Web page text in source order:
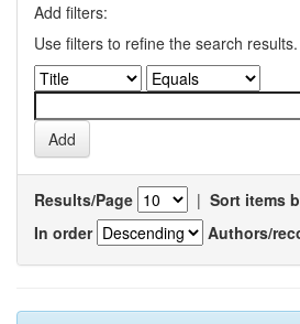
Add filters:
Use filters to refine the search results.
Results/Page | Sort items
In order
Authors/